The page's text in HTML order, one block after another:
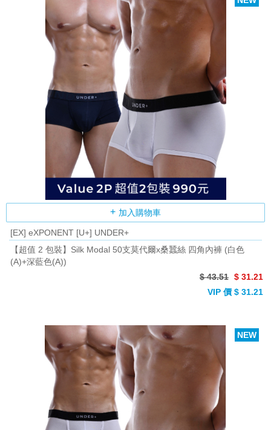
加入購物車
[EX] eXPONENT [U+] UNDER+
【超值 2 包裝】Silk Modal 50支莫代爾x桑蠶絲 四角內褲 (白色
(A)+深藍色(A))
$ 43.51 $ 31.21
VIP 價 $ 31.21
NEW